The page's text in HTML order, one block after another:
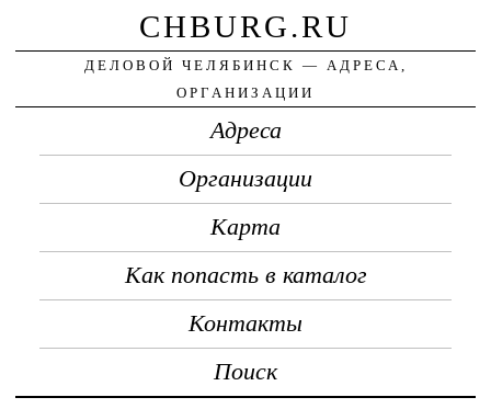
CHBURG.RU
ДЕЛОВОЙ ЧЕЛЯБИНСК — АДРЕСА,
ОРГАНИЗАЦИИ
Адреса
Организации
Карта
Как попасть в каталог
Контакты
Поиск